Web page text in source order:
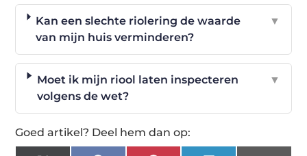
Kan een slechte riolering de waarde
van mijn huis verminderen?
▼
Moet ik mijn riool laten inspecteren
volgens de wet?
▼
Goed artikel? Deel hem dan op: